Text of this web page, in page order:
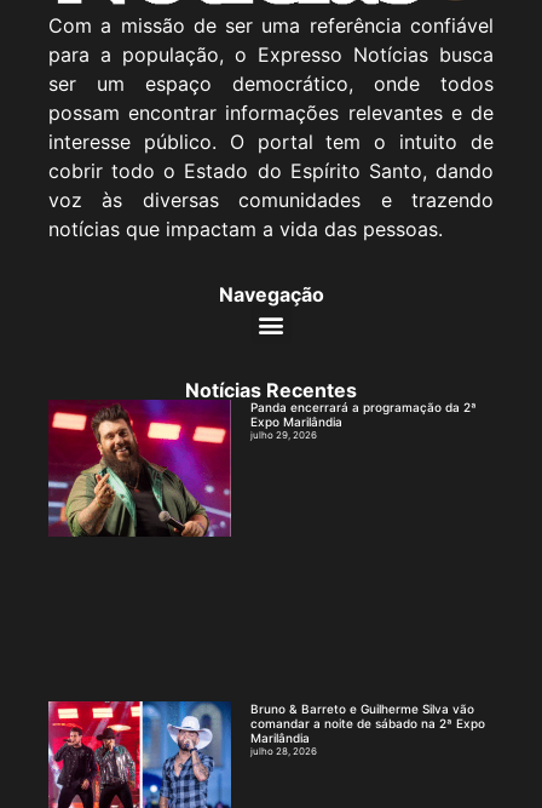
Com a missão de ser uma referência confiável
para a população, o Expresso Notícias busca
ser um espaço democrático, onde todos
possam encontrar informações relevantes e de
interesse público. O portal tem o intuito de
cobrir todo o Estado do Espírito Santo, dando
voz às diversas comunidades e trazendo
notícias que impactam a vida das pessoas.
Navegação
Notícias Recentes
Panda encerrará a programação da 2ª
Expo Marilândia
julho 29, 2026
Bruno & Barreto e Guilherme Silva vão
comandar a noite de sábado na 2ª Expo
Marilândia
julho 28, 2026